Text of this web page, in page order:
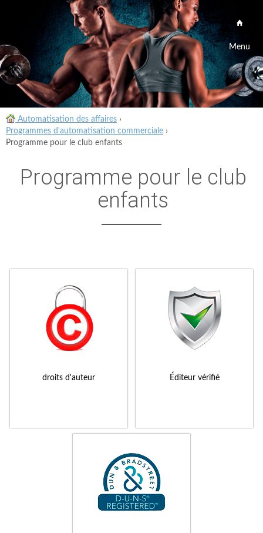
Menu
Automatisation des affaires ›
Programmes d'automatisation commerciale ›
Programme pour le club enfants
Programme pour le club
enfants
droits d'auteur Éditeur vérifié